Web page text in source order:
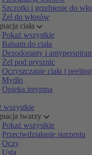
Szczotki i grzebienie do
Żel do włosów
ciała
Pokaż wszystkie
Balsam do ciała
Dezodoranty i
Żel pod prysznic
Oczyszczanie ciała i peelingi
Mydło
Opieka intymna
wszystkie
twarzy
Pokaż wszystkie
Przeciwdziałanie starzeniu
Oczy
Usta